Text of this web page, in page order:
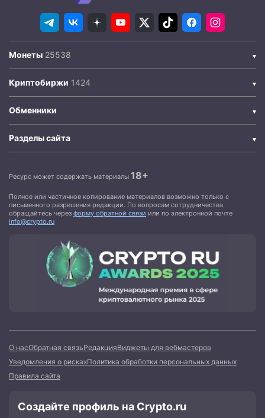
Монеты
Криптобиржи
Обменники
Разделы сайта
Ресурс может содержать материалы 18+
Полное или частичное копирование материалов возможно только с
письменного разрешения редакции. По вопросам сотрудничества
обращайтесь через форму обратной связи или по электронной почте
info@crypto.ru
О насОбратная связьРедакцияВиджеты для вебмастеров
Уведомления о рискахПолитика обработки персональных данных
Правила сайта
Создайте профиль на Crypto.ru